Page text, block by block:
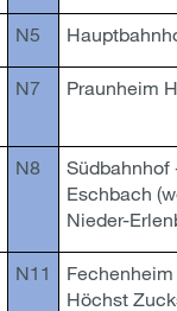
N5
N7 Praunheim
N8
Südbahnhof
Eschbach
Nieder-
N11
Höchst